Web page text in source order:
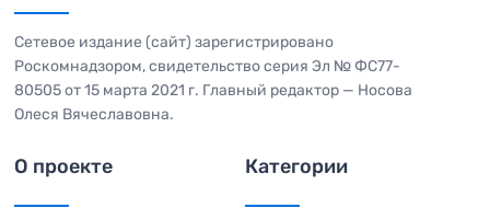
Сетевое издание (сайт) зарегистрировано
Роскомнадзором, свидетельство серия Эл № ФС77-
80505 от 15 марта 2021 г. Главный редактор — Носова
Олеся Вячеславовна.
О проекте Категории